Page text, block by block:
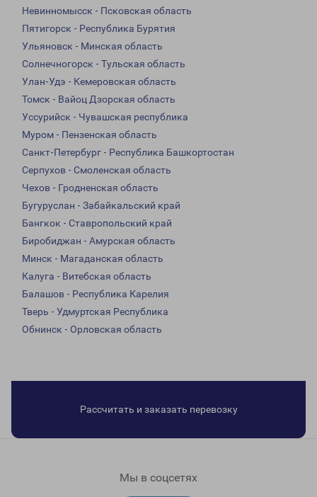
Невинномысск - Псковская область
Пятигорск - Республика Бурятия
Ульяновск - Минская область
Солнечногорск - Тульская область
Улан-Удэ - Кемеровская область
Томск - Вайоц Дзорская область
Уссурийск - Чувашская республика
Муром - Пензенская область
Санкт-Петербург - Республика Башкортостан
Серпухов - Смоленская область
Чехов - Гродненская область
Бугуруслан - Забайкальский край
Бангкок - Ставропольский край
Биробиджан - Амурская область
Минск - Магаданская область
Калуга - Витебская область
Балашов - Республика Карелия
Тверь - Удмуртская Республика
Обнинск - Орловская область
Рассчитать и заказать перевозку
Мы в соцсетях